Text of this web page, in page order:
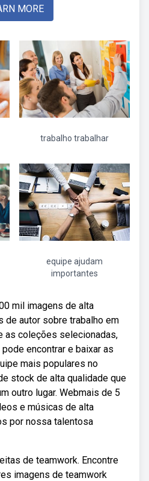
MORE
trabalho trabalhar
equipe ajudam
importantes
mil imagens de alta
de autor sobre trabalho em
as coleções selecionadas,
encontrar e baixar as
mais populares no
stock de alta qualidade que
outro lugar. Webmais de 5
e músicas de alta
por nossa talentosa
de teamwork. Encontre
imagens de teamwork